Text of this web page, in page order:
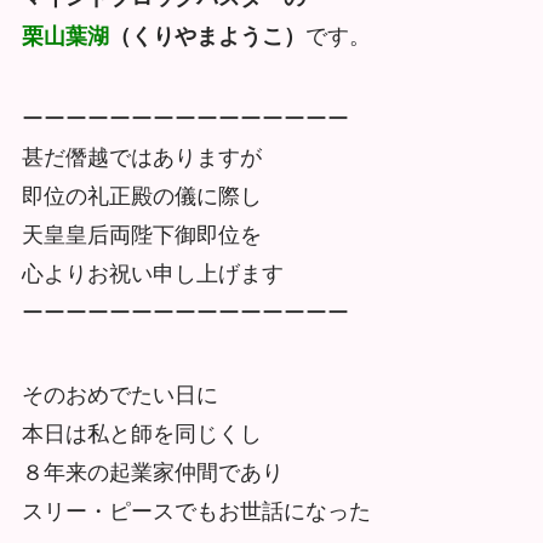
栗山葉湖 （くりやまようこ） です。
ーーーーーーーーーーーーーーー
甚だ僭越ではありますが
即位の礼正殿の儀に際し
天皇皇后両陛下御即位を
心よりお祝い申し上げます
ーーーーーーーーーーーーーーー
そのおめでたい日に
本日は私と師を同じくし
８年来の起業家仲間であり
スリー・ピースでもお世話になった